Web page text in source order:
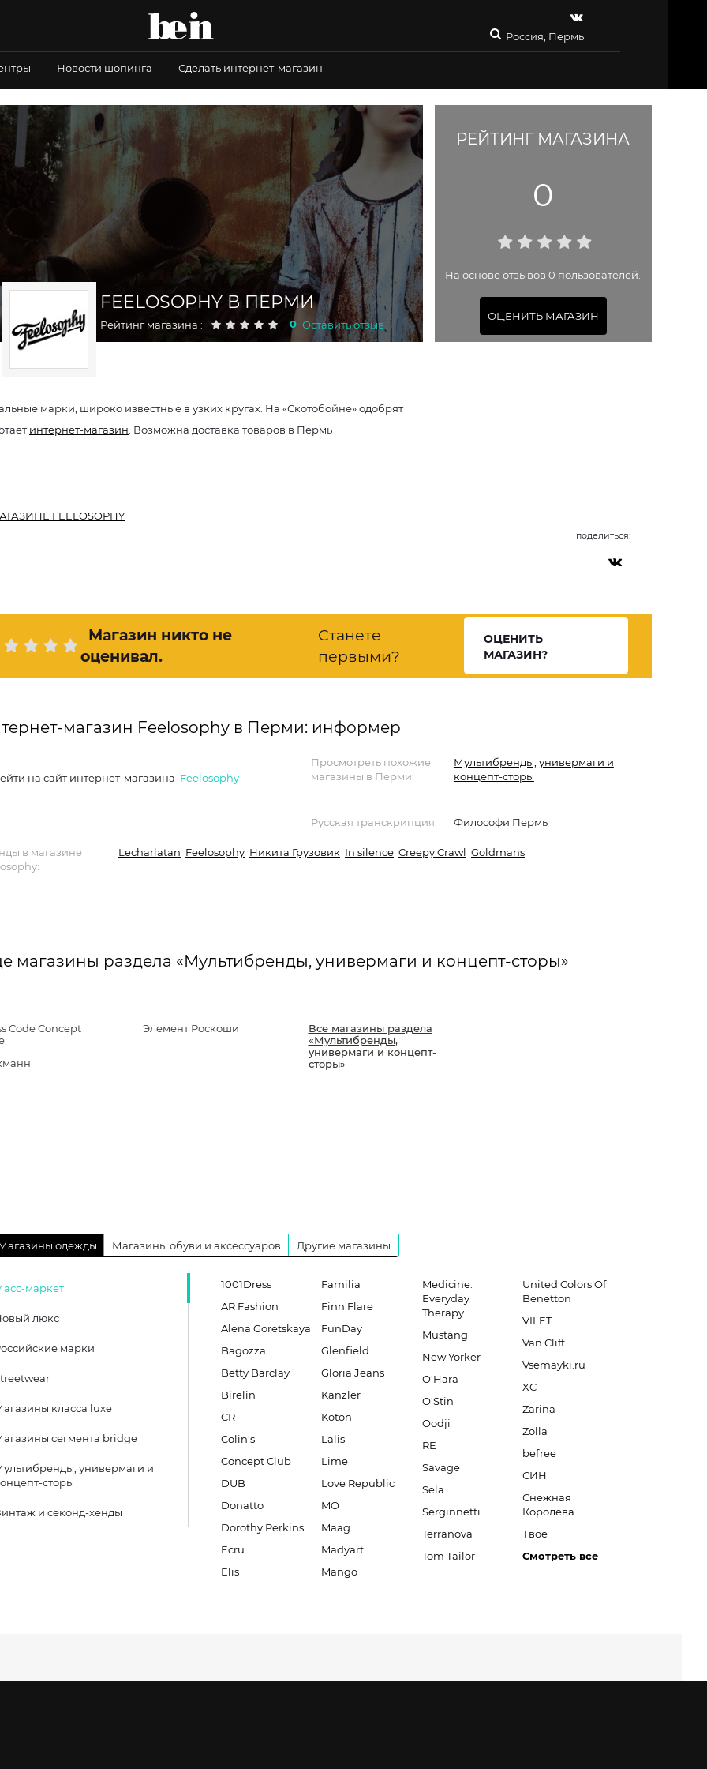
Россия, Пермь
Новости шопинга Сделать интернет-магазин
FEELOSOPHY В ПЕРМИ
Рейтинг магазина : 0 Оставить отзыв
РЕЙТИНГ МАГАЗИНА
0
На основе отзывов 0 пользователей.
ОЦЕНИТЬ МАГАЗИН
марки, широко известные в узких кругах. На «Скотобойне» одобрят
интернет-магазин . Возможна доставка товаров в Пермь
FEELOSOPHY
поделиться:
Магазин никто не
оценивал.
Станете
первыми?
ОЦЕНИТЬ
МАГАЗИН?
магазин Feelosophy в Перми: информер
на сайт интернет-магазина Feelosophy
Просмотреть похожие
магазины в Перми:
Мультибренды, универмаги и
концепт-сторы
Русская транскрипция: Философи Пермь
в магазине
Lecharlatan Feelosophy Никита Грузовик In silence Creepy Crawl Goldmans
магазины раздела «Мультибренды, универмаги и концепт-сторы»
Code Concept
Элемент Роскоши
Все магазины раздела
«Мультибренды,
универмаги и концепт-
сторы»
одежды Магазины обуви и аксессуаров Другие магазины
маркет
люкс
марки
класса luxe
сегмента bridge
универмаги и
сторы
и секонд-хенды
1001Dress
AR Fashion
Alena Goretskaya
Bagozza
Betty Barclay
Birelin
CR
Colin's
Concept Club
DUB
Donatto
Dorothy Perkins
Ecru
Elis
Familia
Finn Flare
FunDay
Glenfield
Gloria Jeans
Kanzler
Koton
Lalis
Lime
Love Republic
MO
Maag
Madyart
Mango
Medicine.
Everyday
Therapy
Mustang
New Yorker
O'Hara
O'Stin
Oodji
RE
Savage
Sela
Serginnetti
Terranova
Tom Tailor
United Colors Of
Benetton
VILET
Van Cliff
Vsemayki.ru
XC
Zarina
Zolla
befree
СИН
Снежная
Королева
Твое
Смотреть все